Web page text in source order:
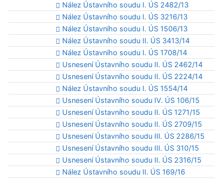
Nález Ústavního soudu I. ÚS 2482/13
Nález Ústavního soudu I. ÚS 3216/13
Nález Ústavního soudu I. ÚS 1506/13
Nález Ústavního soudu II. ÚS 3413/14
Nález Ústavního soudu I. ÚS 1708/14
Usnesení Ústavního soudu II. ÚS 2462/14
Usnesení Ústavního soudu II. ÚS 2224/14
Nález Ústavního soudu I. ÚS 1554/14
Usnesení Ústavního soudu IV. ÚS 106/15
Usnesení Ústavního soudu II. ÚS 1271/15
Usnesení Ústavního soudu II. ÚS 2709/15
Usnesení Ústavního soudu III. ÚS 2286/15
Usnesení Ústavního soudu III. ÚS 310/15
Usnesení Ústavního soudu II. ÚS 2316/15
Nález Ústavního soudu II. ÚS 169/16